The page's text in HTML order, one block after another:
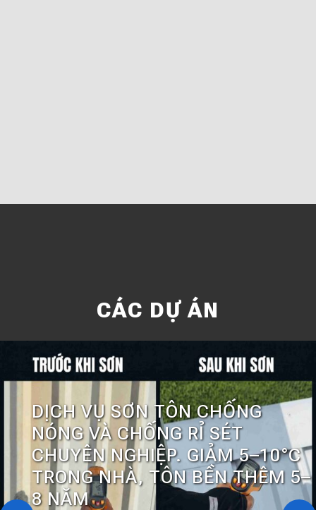
CÁC DỰ ÁN
DỊCH VỤ SƠN TÔN CHỐNG
NÓNG VÀ CHỐNG RỈ SÉT
CHUYÊN NGHIỆP. GIẢM 5–10°C
TRONG NHÀ, TÔN BỀN THÊM 5–
8 NĂM